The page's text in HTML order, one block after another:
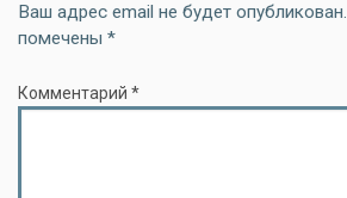
Ваш адрес email не будет опубликован.
помечены *
Комментарий *